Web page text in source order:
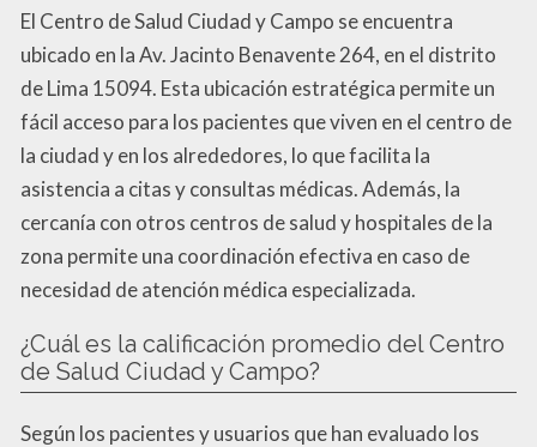
El Centro de Salud Ciudad y Campo se encuentra
ubicado en la Av. Jacinto Benavente 264, en el distrito
de Lima 15094. Esta ubicación estratégica permite un
fácil acceso para los pacientes que viven en el centro de
la ciudad y en los alrededores, lo que facilita la
asistencia a citas y consultas médicas. Además, la
cercanía con otros centros de salud y hospitales de la
zona permite una coordinación efectiva en caso de
necesidad de atención médica especializada.
¿Cuál es la calificación promedio del Centro
de Salud Ciudad y Campo?
Según los pacientes y usuarios que han evaluado los